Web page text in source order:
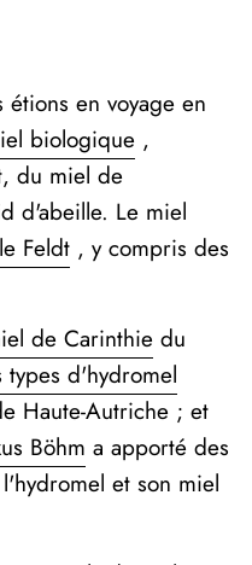
étions en voyage en
biologique ,
du miel de
d'abeille. Le miel
Feldt , y compris des
de Carinthie du
types d'hydromel
Haute-Autriche ; et
Böhm a apporté des
et son miel